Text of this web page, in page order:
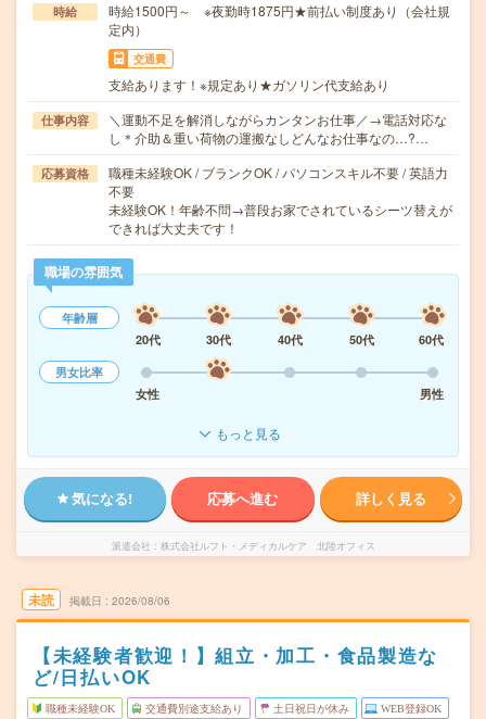
時給
時給1500円～ ※夜勤時1875円★前払い制度あり（会社規
定内）
交通費
支給あります！※規定あり★ガソリン代支給あり
仕事内容
＼運動不足を解消しながらカンタンお仕事／→電話対応な
し＊介助＆重い荷物の運搬なしどんなお仕事なの…?…
応募資格
職種未経験OK / ブランクOK / パソコンスキル不要 / 英語力
不要
未経験OK！年齢不問→普段お家でされているシーツ替えが
できれば大丈夫です！
職場の雰囲気
年齢層
20代
30代 40代 50代
60代
男女比率
女性
男性
もっと見る
気になる! 応募へ進む 詳しく見る
派遣会社 株式会社ルフト・メディカルケア 北陸オフィス
未読 掲載日 2026/08/06
【未経験者歓迎！】組立・加工・食品製造な
ど/日払いOK
職種未経験OK 交通費別途支給あり 土日祝日が休み WEB登録OK